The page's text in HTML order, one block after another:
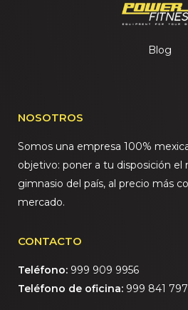
Blog
NOSOTROS
Somos una empresa 100%
objetivo: poner a tu disposición el
gimnasio del país, al precio más
mercado.
CONTACTO
Teléfono: 999 909 9956
Teléfono de oficina: 999 841